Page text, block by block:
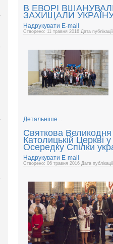
В ЕВОРІ
ЗАХИЩАЛИ УКРАЇНУ
Надрукувати E-mail
Створено: 11 травня 2016 Дата публікації
Детальніше...
Святкова Великодня
Католицькій Церкві
Осередку Спілки
Надрукувати E-mail
Створено: 06 травня 2016 Дата публікації